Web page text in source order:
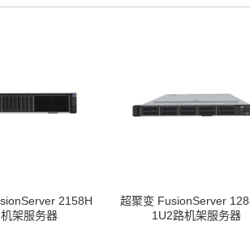
2158H
架服务器
超聚变 FusionServer
1U2路机架服务器